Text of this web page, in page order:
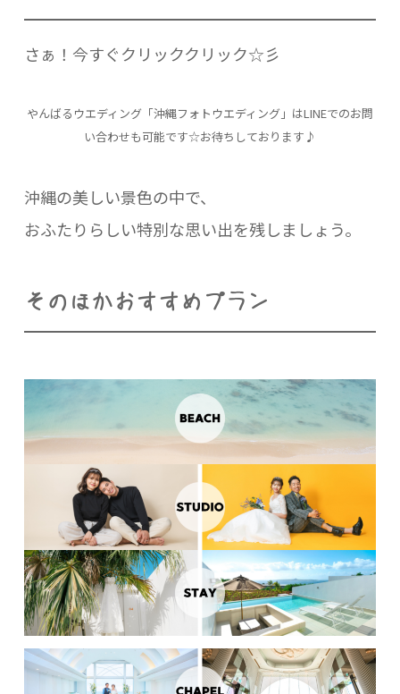
さぁ！今すぐクリッククリック☆彡
やんばるウエディング「沖縄フォトウエディング」はLINEでのお問
い合わせも可能です☆お待ちしております♪
沖縄の美しい景色の中で、
おふたりらしい特別な思い出を残しましょう。
そのほかおすすめプラン